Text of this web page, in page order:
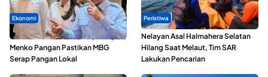
Ekonomi
SPPG di Maluku Utara Dipercepat,
Menko Pangan Pastikan MBG
Serap Pangan Lokal
Peristiwa
Nelayan Asal Halmahera Selatan
Hilang Saat Melaut, Tim SAR
Lakukan Pencarian